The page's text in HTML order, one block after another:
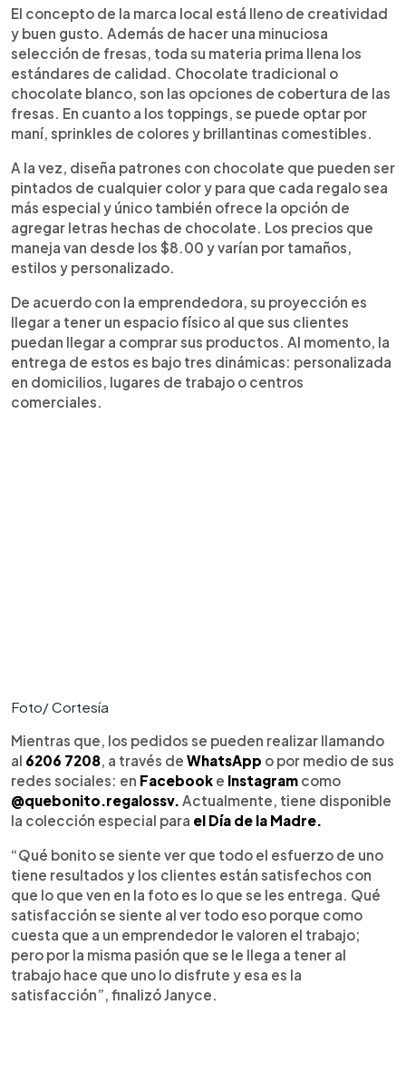
El concepto de la marca local está lleno de creatividad
y buen gusto. Además de hacer una minuciosa
selección de fresas, toda su materia prima llena los
estándares de calidad. Chocolate tradicional o
chocolate blanco, son las opciones de cobertura de las
fresas. En cuanto a los toppings, se puede optar por
maní, sprinkles de colores y brillantinas comestibles.
A la vez, diseña patrones con chocolate que pueden ser
pintados de cualquier color y para que cada regalo sea
más especial y único también ofrece la opción de
agregar letras hechas de chocolate. Los precios que
maneja van desde los $8.00 y varían por tamaños,
estilos y personalizado.
De acuerdo con la emprendedora, su proyección es
llegar a tener un espacio físico al que sus clientes
puedan llegar a comprar sus productos. Al momento, la
entrega de estos es bajo tres dinámicas: personalizada
en domicilios, lugares de trabajo o centros
comerciales.
Foto/ Cortesía
Mientras que, los pedidos se pueden realizar llamando
al 6206 7208, a través de WhatsApp o por medio de sus
redes sociales: en Facebook e Instagram como
@quebonito.regalossv. Actualmente, tiene disponible
la colección especial para el Día de la Madre.
“Qué bonito se siente ver que todo el esfuerzo de uno
tiene resultados y los clientes están satisfechos con
que lo que ven en la foto es lo que se les entrega. Qué
satisfacción se siente al ver todo eso porque como
cuesta que a un emprendedor le valoren el trabajo;
pero por la misma pasión que se le llega a tener al
trabajo hace que uno lo disfrute y esa es la
satisfacción”, finalizó Janyce.